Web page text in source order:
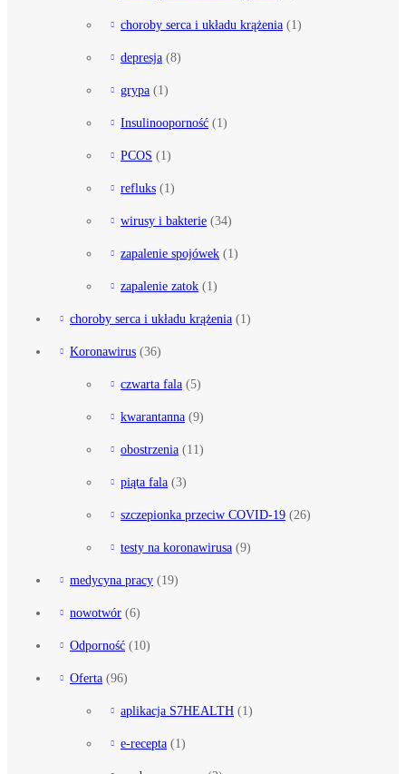
choroby serca i układu krążenia (1)
depresja (8)
grypa (1)
Insulinooporność (1)
PCOS (1)
refluks (1)
wirusy i bakterie (34)
zapalenie spojówek (1)
zapalenie zatok (1)
choroby serca i układu krążenia (1)
Koronawirus (36)
czwarta fala (5)
kwarantanna (9)
obostrzenia (11)
piąta fala (3)
szczepionka przeciw COVID-19 (26)
testy na koronawirusa (9)
medycyna pracy (19)
nowotwór (6)
Odporność (10)
Oferta (96)
aplikacja S7HEALTH (1)
e-recepta (1)